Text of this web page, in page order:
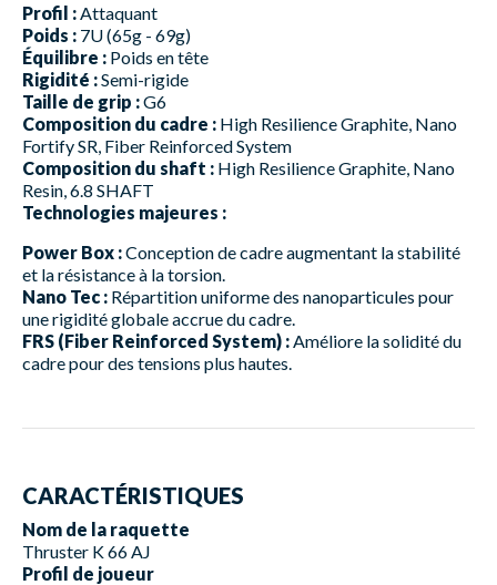
Profil : Attaquant
Poids : 7U (65g - 69g)
Équilibre : Poids en tête
Rigidité :Semi-rigide
Taille de grip :G6
Composition du cadre : High Resilience Graphite, Nano
Fortify SR, Fiber Reinforced System
Composition du shaft : High Resilience Graphite, Nano
Resin, 6.8 SHAFT
Technologies majeures :
Power Box :Conception de cadre augmentant la stabilité
et la résistance à la torsion.
Nano Tec : Répartition uniforme des nanoparticules pour
une rigidité globale accrue du cadre.
FRS (Fiber Reinforced System) : Améliore la solidité du
cadre pour des tensions plus hautes.
CARACTÉRISTIQUES
Nom de la raquette
Thruster K 66 AJ
Profil de joueur